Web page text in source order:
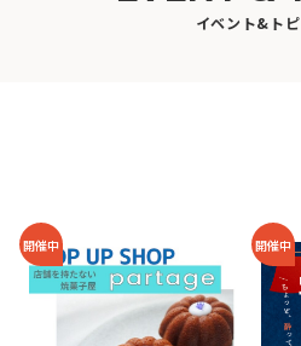
イベント&ト
開催中 開催中